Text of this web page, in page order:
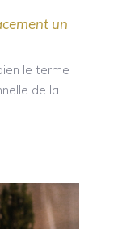
un
le terme
de la